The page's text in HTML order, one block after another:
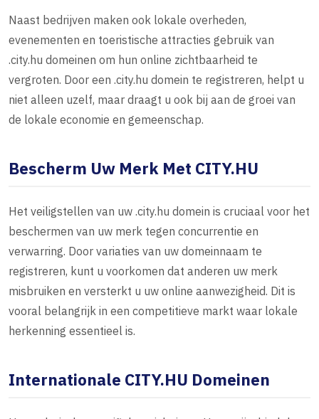
Naast bedrijven maken ook lokale overheden,
evenementen en toeristische attracties gebruik van
.city.hu domeinen om hun online zichtbaarheid te
vergroten. Door een .city.hu domein te registreren, helpt u
niet alleen uzelf, maar draagt u ook bij aan de groei van
de lokale economie en gemeenschap.
Bescherm Uw Merk Met CITY.HU
Het veiligstellen van uw .city.hu domein is cruciaal voor het
beschermen van uw merk tegen concurrentie en
verwarring. Door variaties van uw domeinnaam te
registreren, kunt u voorkomen dat anderen uw merk
misbruiken en versterkt u uw online aanwezigheid. Dit is
vooral belangrijk in een competitieve markt waar lokale
herkenning essentieel is.
Internationale CITY.HU Domeinen